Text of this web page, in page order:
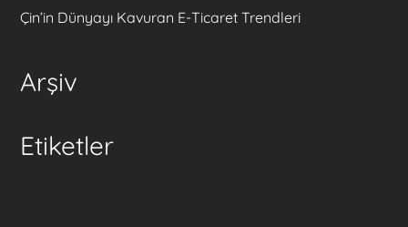
Çin’in Dünyayı Kavuran E-Ticaret Trendleri
Arşiv
Etiketler